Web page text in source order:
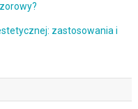
zastosowania i